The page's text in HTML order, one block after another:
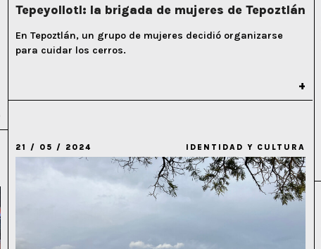
Tepeyollotl: la brigada de mujeres de Tepoztlán
En Tepoztlán, un grupo de mujeres decidió organizarse
para cuidar los cerros.
21 / 05 / 2024 IDENTIDAD Y CULTURA